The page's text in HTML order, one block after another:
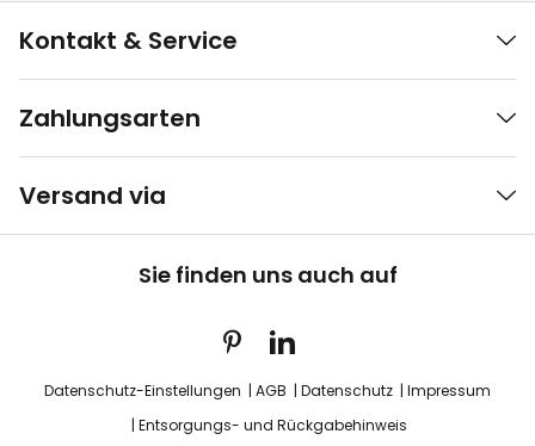
Kontakt & Service
Zahlungsarten
Versand via
Sie finden uns auch auf
Datenschutz-Einstellungen AGB Datenschutz
Impressum
Entsorgungs- und Rückgabehinweis